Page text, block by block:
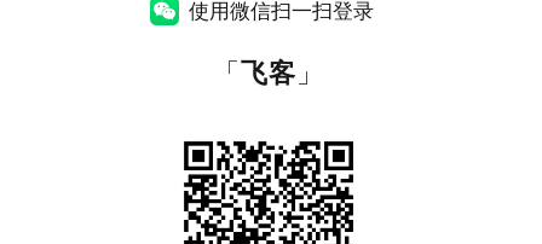
使用微信扫一扫登录
「飞客 」